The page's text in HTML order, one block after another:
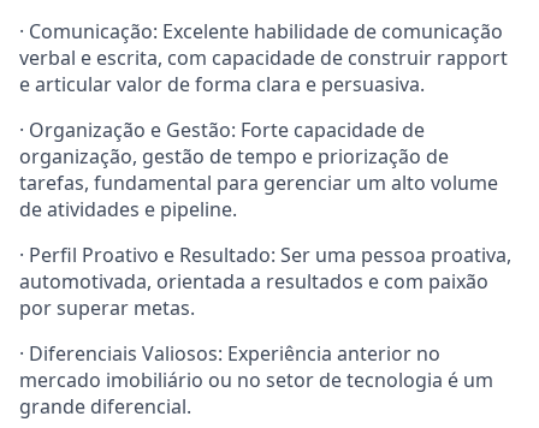
· Comunicação: Excelente habilidade de comunicação
verbal e escrita, com capacidade de construir rapport
e articular valor de forma clara e persuasiva.
· Organização e Gestão: Forte capacidade de
organização, gestão de tempo e priorização de
tarefas, fundamental para gerenciar um alto volume
de atividades e pipeline.
· Perfil Proativo e Resultado: Ser uma pessoa proativa,
automotivada, orientada a resultados e com paixão
por superar metas.
· Diferenciais Valiosos: Experiência anterior no
mercado imobiliário ou no setor de tecnologia é um
grande diferencial.